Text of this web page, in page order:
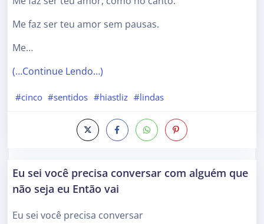
Me faz ser teu amor sem pausas.
Me…
(…Continue Lendo…)
#cinco #sentidos #hiastliz #lindas
Eu sei você precisa conversar com alguém que
não seja eu Então vai
Eu sei você precisa conversar